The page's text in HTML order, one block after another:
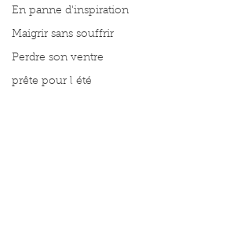
En panne d'inspiration
Maigrir sans souffrir
Perdre son ventre
prête pour l été